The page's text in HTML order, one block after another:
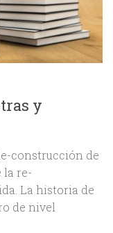
y
construcción de
la re-
La historia de
de nivel